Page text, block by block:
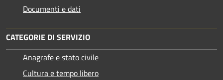
Documenti e dati
CATEGORIE DI SERVIZIO
Anagrafe e stato civile
Cultura e tempo libero